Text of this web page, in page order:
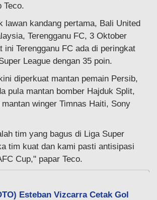
Teco.
lawan kandang pertama, Bali United
Terengganu FC, 3 Oktober
ini Terengganu FC ada di peringkat
League dengan 35 poin.
diperkuat mantan pemain Persib,
pula mantan bomber Hajduk Split,
winger Timnas Haiti, Sony
tim yang bagus di Liga Super
tim kuat dan kami pasti antisipasi
Cup," papar Teco.
Esteban Vizcarra Cetak Gol